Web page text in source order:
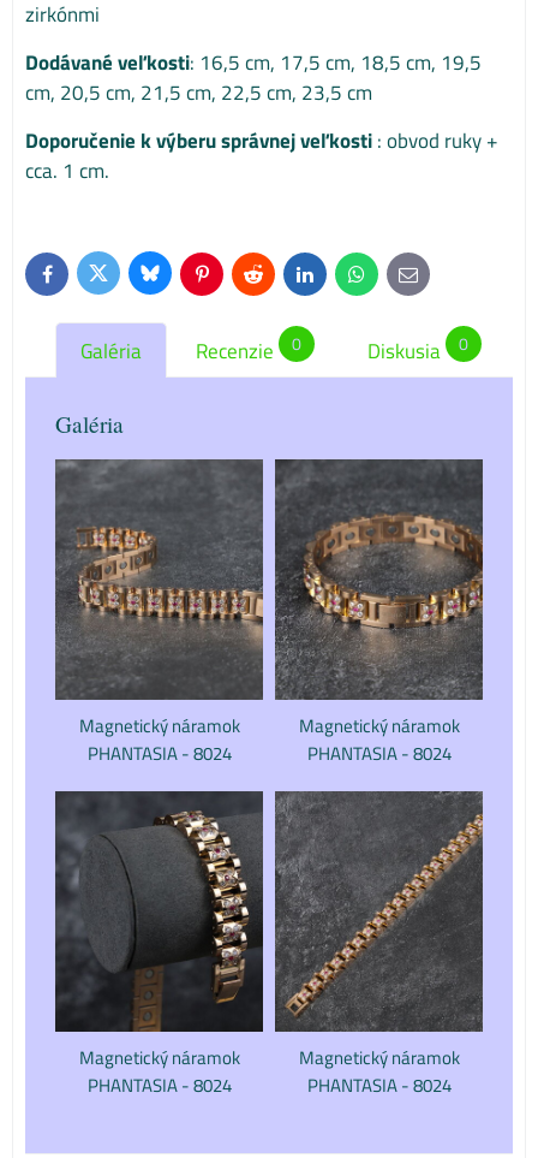
zirkónmi
Dodávané veľkosti: 16,5 cm, 17,5 cm, 18,5 cm, 19,5
cm, 20,5 cm, 21,5 cm, 22,5 cm, 23,5 cm
Doporučenie k výberu správnej veľkosti: obvod ruky +
cca. 1 cm.
FacebookTwitterBlueskyPinterestReddit LinkedInWhatsApp
E-
mail
Galéria Recenzie 0 Diskusia 0
Galéria
Magnetický náramok
PHANTASIA - 8024
Magnetický náramok
PHANTASIA - 8024
Magnetický náramok
PHANTASIA - 8024
Magnetický náramok
PHANTASIA - 8024